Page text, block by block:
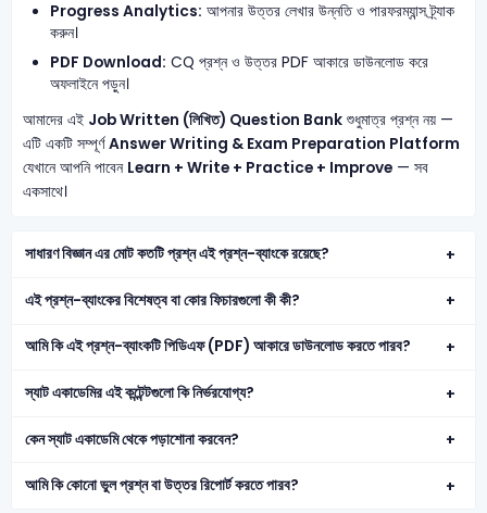
Progress Analytics: আপনার উত্তর লেখার উন্নতি ও পারফরম্যান্স ট্র্যাক
করুন।
PDF Download: CQ প্রশ্ন ও উত্তর PDF আকারে ডাউনলোড করে
অফলাইনে পড়ুন।
আমাদের এই Job Written (লিখিত) Question Bankশুধুমাত্র প্রশ্ন নয় —
এটি একটি সম্পূর্ণAnswer Writing & Exam Preparation Platform
যেখানে আপনি পাবেন Learn + Write + Practice + Improve— সব
একসাথে।
সাধারণ বিজ্ঞান এর মোট কতটি প্রশ্ন এই প্রশ্ন-ব্যাংকে রয়েছে?
এই প্রশ্ন-ব্যাংকের বিশেষত্ব বা কোর ফিচারগুলো কী কী?
আমি কি এই প্রশ্ন-ব্যাংকটি পিডিএফ (PDF) আকারে ডাউনলোড করতে পারব?
স্যাট একাডেমির এই কন্টেন্টগুলো কি নির্ভরযোগ্য?
কেন স্যাট একাডেমি থেকে পড়াশোনা করবেন?
আমি কি কোনো ভুল প্রশ্ন বা উত্তর রিপোর্ট করতে পারব?